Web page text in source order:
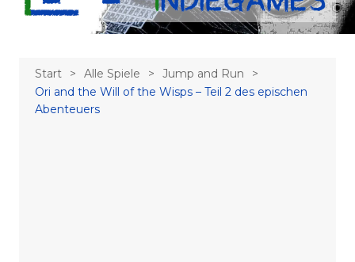
Start Alle Spiele
Jump and Run
Ori and the Will of the Wisps – Teil 2 des epischen
Abenteuers